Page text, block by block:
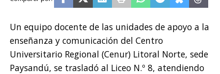
Un equipo docente de las unidades de apoyo a la
enseñanza y comunicación del Centro
Universitario Regional (Cenur) Litoral Norte, sede
Paysandú, se trasladó al Liceo N.º 8, atendiendo